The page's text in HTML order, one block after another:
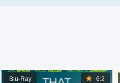
6.2
Blu-Ray